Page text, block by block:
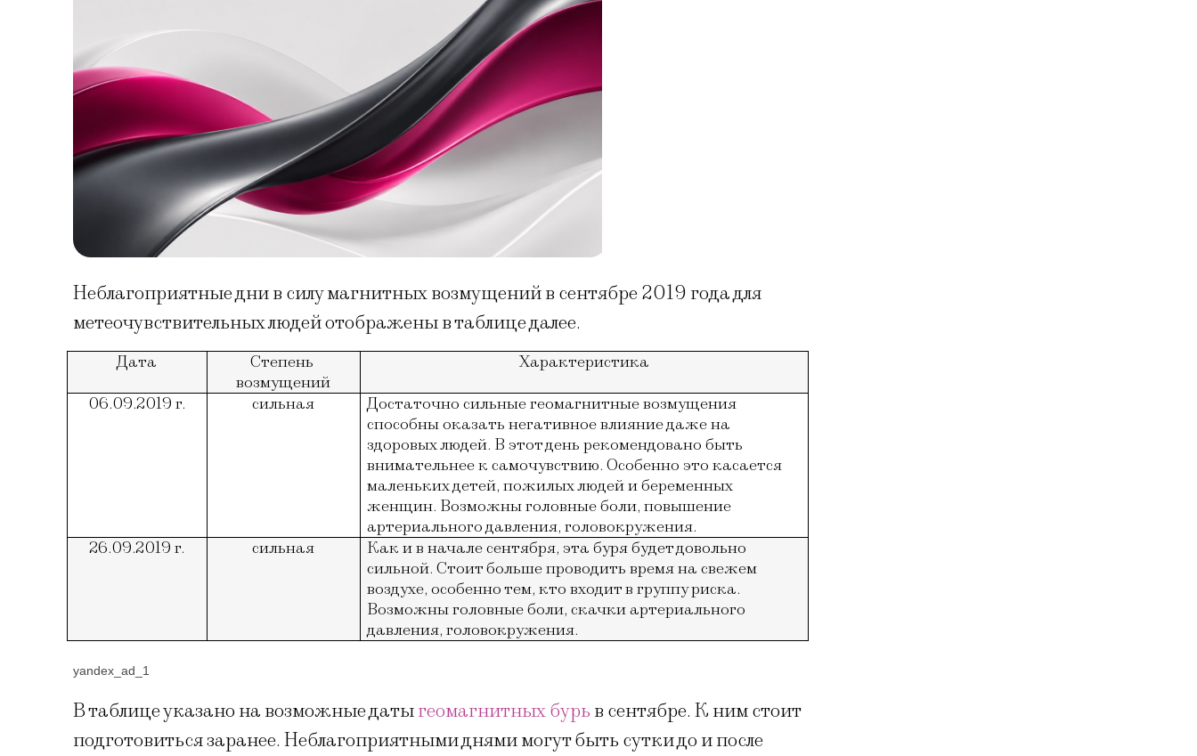
Неблагоприятные дни в силу магнитных возмущений в сентябре 2019 года для
метеочувствительных людей отображены в таблице далее.
Дата
Степень
возмущений
Характеристика
06.09.2019 г. сильная
Достаточно сильные геомагнитные возмущения
способны оказать негативное влияние даже на
здоровых людей. В этот день рекомендовано быть
внимательнее к самочувствию. Особенно это касается
маленьких детей, пожилых людей и беременных
женщин. Возможны головные боли, повышение
артериального давления, головокружения.
26.09.2019 г.
сильная
Как и в начале сентября, эта буря будет довольно
сильной. Стоит больше проводить время на свежем
воздухе, особенно тем, кто входит в группу риска.
Возможны головные боли, скачки артериального
давления, головокружения.
yandex_ad_1
В таблице указано на возможные датыгеомагнитных бурь в сентябре. К ним стоит
подготовиться заранее. Неблагоприятными днями могут быть сутки до и после